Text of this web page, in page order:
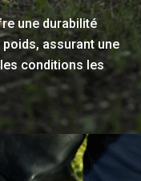
une durabilité
assurant une
conditions les